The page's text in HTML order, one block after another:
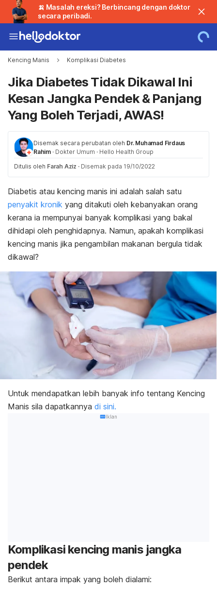
🍌 Masalah ereksi? Berbincang dengan doktor
secara peribadi.
Kencing Manis Komplikasi Diabetes
Jika Diabetes Tidak Dikawal Ini
Kesan Jangka Pendek & Panjang
Yang Boleh Terjadi, AWAS!
Disemak secara perubatan oleh Dr. Muhamad Firdaus
Rahim · Dokter Umum · Hello Health Group
Ditulis oleh Farah Aziz · Disemak pada 19/10/2022
Diabetis atau kencing manis ini adalah salah satu
penyakit kronik yang ditakuti oleh kebanyakan orang
kerana ia mempunyai banyak komplikasi yang bakal
dihidapi oleh penghidapnya. Namun, apakah komplikasi
kencing manis jika pengambilan makanan bergula tidak
dikawal?
Untuk mendapatkan lebih banyak info tentang Kencing
Manis sila dapatkannya di sini.
Iklan
Komplikasi kencing manis jangka
pendek
Berikut antara impak yang boleh dialami: